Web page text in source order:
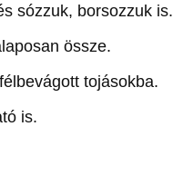
sózzuk, borsozzuk is.
össze.
tojásokba.
is.